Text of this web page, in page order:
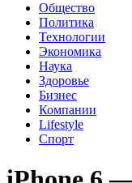
Общество
Политика
Технологии
Экономика
Наука
Здоровье
Бизнес
Компании
Lifestyle
Спорт